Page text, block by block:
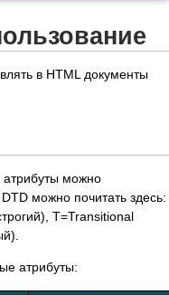
в HTML документы
атрибуты можно
можно почитать здесь:
T=Transitional
атрибуты: